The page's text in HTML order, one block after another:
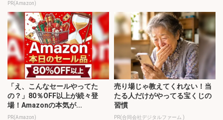
PR(Amazon)
「え、こんなセールやってた
の？」80％OFF以上が続々登
場！Amazonの本気が...
PR(Amazon)
売り場じゃ教えてくれない！当
たる人だけがやってる宝くじの
習慣
PR(合同会社デジタルファーム )